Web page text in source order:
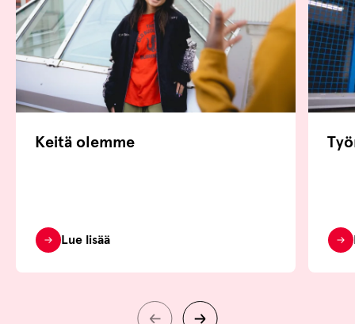
Keitä olemme
Lue lisää